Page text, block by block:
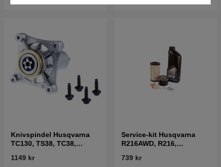
Knivspindel Husqvarna
TC130, TS38, TC38,
1149 kr
Service-kit Husqvarna
R216AWD, R216,
FR2216MA4X4, R115C,
739 kr